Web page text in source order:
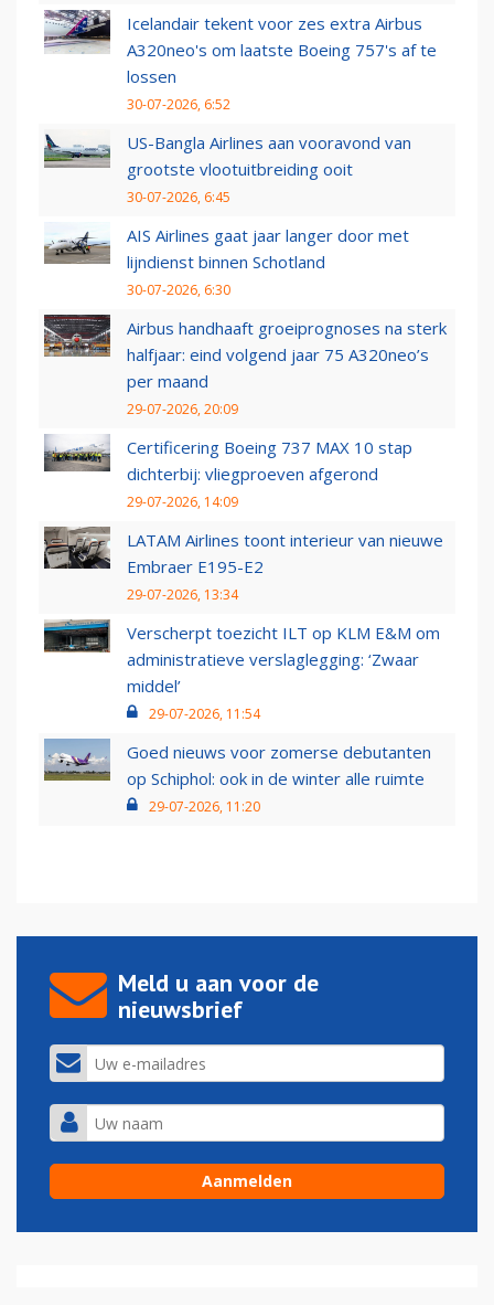
Icelandair tekent voor zes extra Airbus
A320neo's om laatste Boeing 757's af te
lossen
30-07-2026, 6:52
US-Bangla Airlines aan vooravond van
grootste vlootuitbreiding ooit
30-07-2026, 6:45
AIS Airlines gaat jaar langer door met
lijndienst binnen Schotland
30-07-2026, 6:30
Airbus handhaaft groeiprognoses na sterk
halfjaar: eind volgend jaar 75 A320neo’s
per maand
29-07-2026, 20:09
Certificering Boeing 737 MAX 10 stap
dichterbij: vliegproeven afgerond
29-07-2026, 14:09
LATAM Airlines toont interieur van nieuwe
Embraer E195-E2
29-07-2026, 13:34
Verscherpt toezicht ILT op KLM E&M om
administratieve verslaglegging: ‘Zwaar
middel’
29-07-2026, 11:54
Goed nieuws voor zomerse debutanten
op Schiphol: ook in de winter alle ruimte
29-07-2026, 11:20
Meld u aan voor de
nieuwsbrief